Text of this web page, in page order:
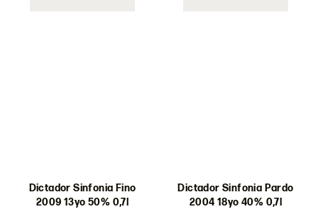
Dictador Sinfonia Fino
2009 13yo 50% 0,7l
Dictador Sinfonia Pardo
2004 18yo 40% 0,7l